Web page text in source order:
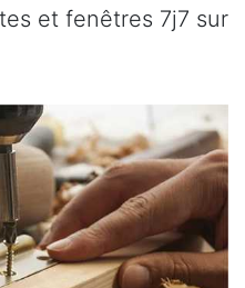
et fenêtres 7j7 sur